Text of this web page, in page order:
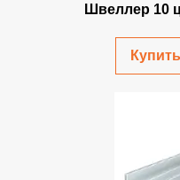
Швеллер 10